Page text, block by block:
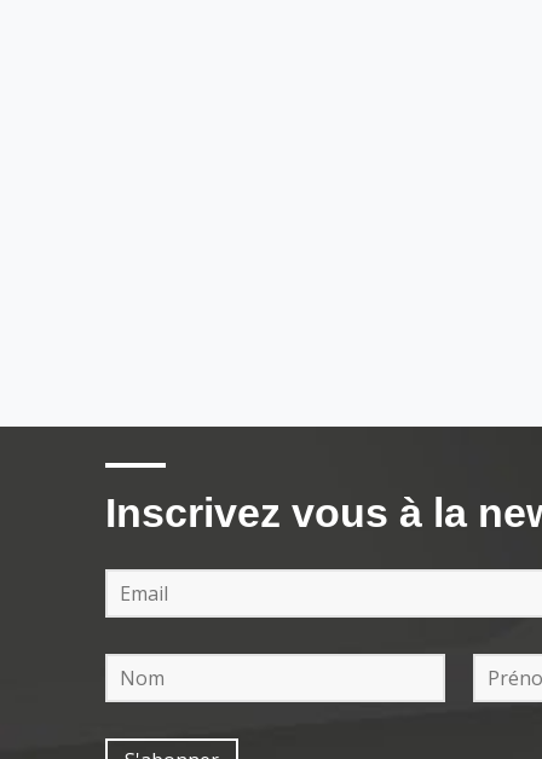
Inscrivez vous à la